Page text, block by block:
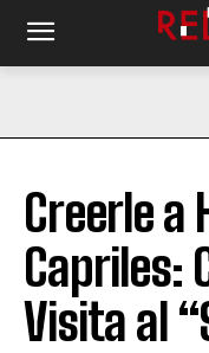
Creerle a
Capriles:
Visita al